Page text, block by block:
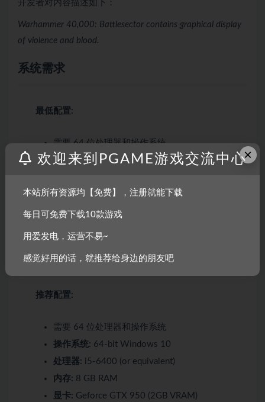
开发者对内容描述如下：
Warhammer 40,000: Battlesector contains graphical display
of violence and blood.
系统需求
最低配置:
需要 64 位处理器和操作系统
操作系统:64-bit Windows 10
内存:4 GB RAM
显卡:Geforce GTX 750 (2GB VRAM)
声卡:DirectX Compatible Sound Card
推荐配置:
需要 64 位处理器和操作系统
操作系统: 64-bit Windows 10
处理器: i5-6400 (or equivalent)
内存: 8 GB RAM
显卡: Geforce GTX 950 (2GB VRAM)
×
欢迎来到PGAME游戏交流中心
本站所有资源均【免费】，注册就能下载
每日可免费下载10款游戏
用爱发电，运营不易~
感觉好用的话，就推荐给身边的朋友吧